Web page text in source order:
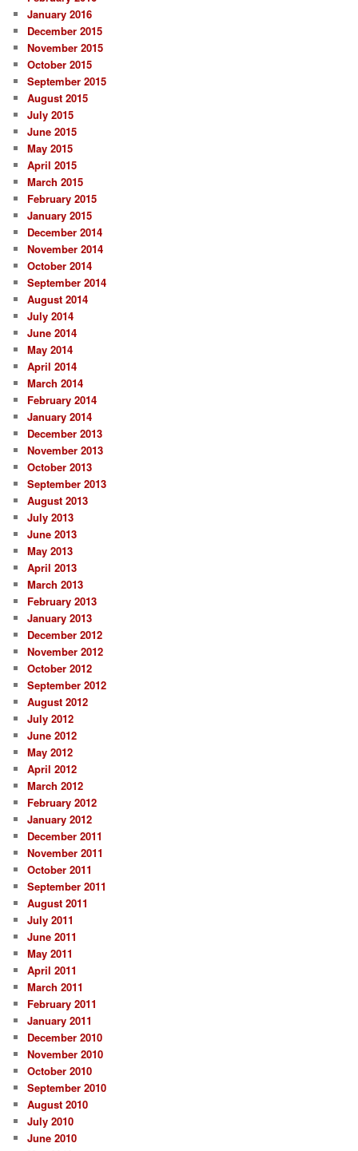
January 2016
December 2015
November 2015
October 2015
September 2015
August 2015
July 2015
June 2015
May 2015
April 2015
March 2015
February 2015
January 2015
December 2014
November 2014
October 2014
September 2014
August 2014
July 2014
June 2014
May 2014
April 2014
March 2014
February 2014
January 2014
December 2013
November 2013
October 2013
September 2013
August 2013
July 2013
June 2013
May 2013
April 2013
March 2013
February 2013
January 2013
December 2012
November 2012
October 2012
September 2012
August 2012
July 2012
June 2012
May 2012
April 2012
March 2012
February 2012
January 2012
December 2011
November 2011
October 2011
September 2011
August 2011
July 2011
June 2011
May 2011
April 2011
March 2011
February 2011
January 2011
December 2010
November 2010
October 2010
September 2010
August 2010
July 2010
June 2010